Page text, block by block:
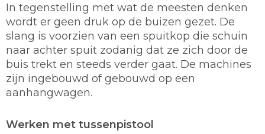
In tegenstelling met wat de meesten denken
wordt er geen druk op de buizen gezet. De
slang is voorzien van een spuitkop die schuin
naar achter spuit zodanig dat ze zich door de
buis trekt en steeds verder gaat. De machines
zijn ingebouwd of gebouwd op een
aanhangwagen.
Werken met tussenpistool